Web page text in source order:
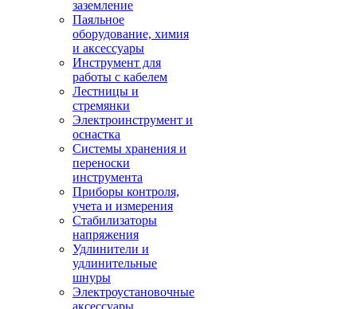
заземление
Паяльное
оборудование, химия
и аксессуары
Инструмент для
работы с кабелем
Лестницы и
стремянки
Электроинструмент и
оснастка
Системы хранения и
переноски
инструмента
Приборы контроля,
учета и измерения
Стабилизаторы
напряжения
Удлинители и
удлинительные
шнуры
Электроустановочные
аксессуары